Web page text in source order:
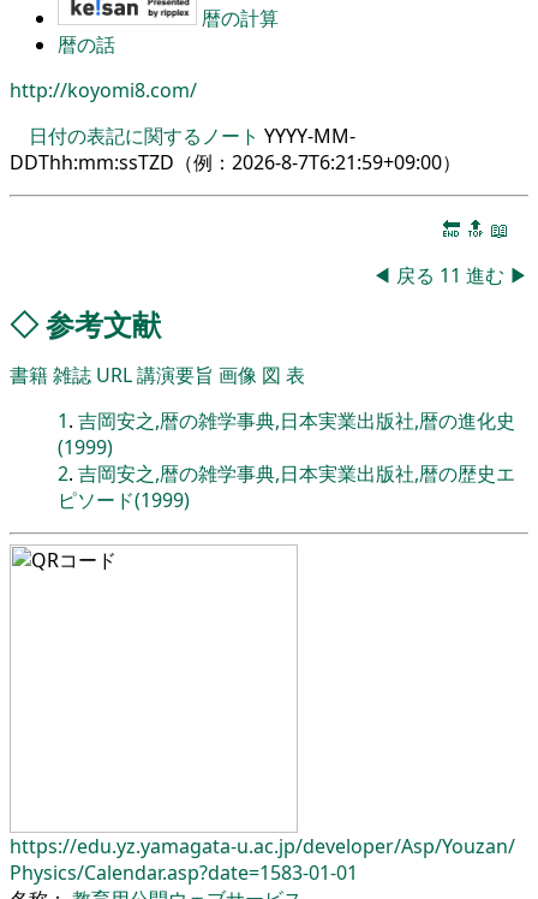
暦の計算
暦の話
http://koyomi8.com/
日付の表記に関するノート YYYY-MM-
DDThh:mm:ssTZD（例： 2026-8-7T6:21:59+09:00）
🔚 🔝 📖
◀ 戻る 11 進む ▶
◇参考文献
書籍雑誌 URL講演要旨 画像 図 表
1. 吉岡安之,暦の雑学事典,日本実業出版社,暦の進化史
(1999)
2. 吉岡安之,暦の雑学事典,日本実業出版社,暦の歴史エ
ピソード(1999)
https://edu.yz.yamagata-u.ac.jp/developer/Asp/Youzan/
Physics/Calendar.asp?date=1583-01-01